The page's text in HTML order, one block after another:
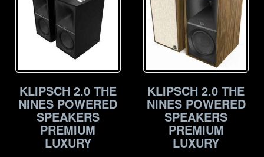
KLIPSCH 2.0 THE
NINES POWERED
SPEAKERS
PREMIUM
LUXURY
KLIPSCH 2.0 THE
NINES POWERED
SPEAKERS
PREMIUM
LUXURY